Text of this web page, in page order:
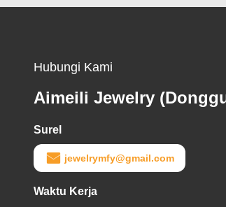
Hubungi Kami
Aimeili Jewelry
Surel
jewelrymfy@gmail.com
Waktu Kerja